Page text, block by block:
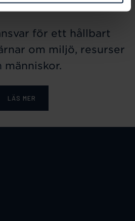
för ett hållbart
om miljö, resurser
människor.
LÄS MER